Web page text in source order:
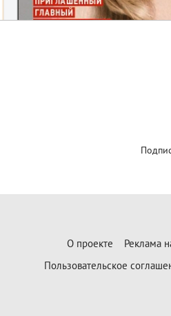
О проекте
Реклама
Пользовательское